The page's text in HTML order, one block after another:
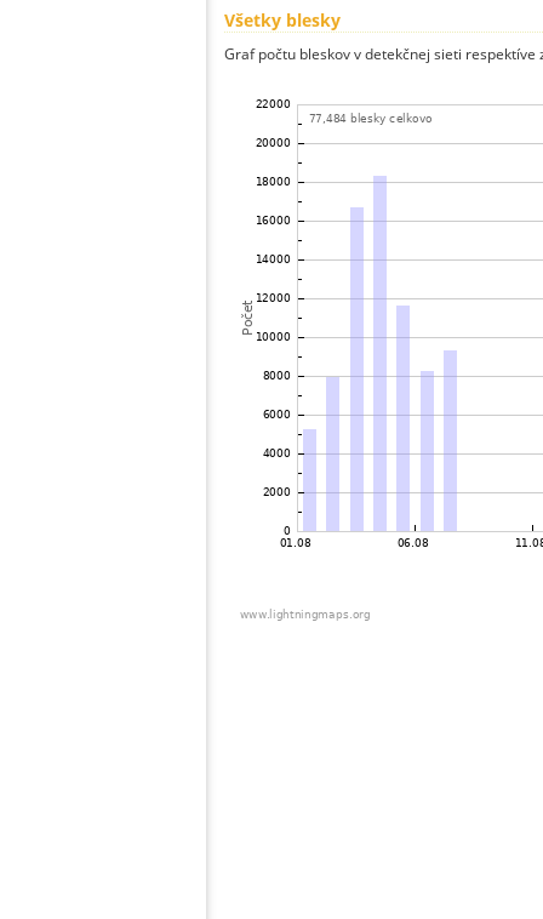
Všetky blesky
Graf počtu bleskov v detekčnej sieti respektíve